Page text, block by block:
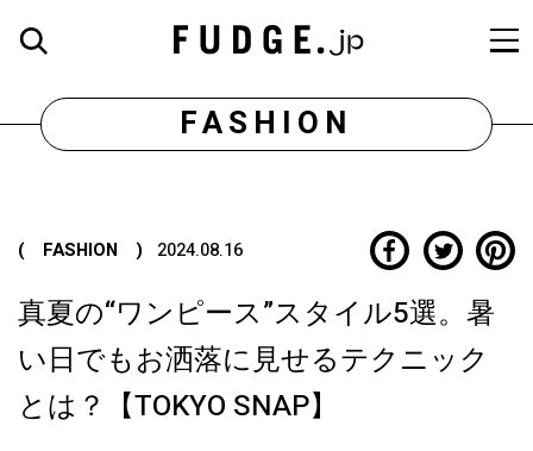
FASHION
( FASHION ) 2024.08.16
真夏の“ワンピース”スタイル5選。暑
い日でもお洒落に見せるテクニック
とは？【TOKYO SNAP】